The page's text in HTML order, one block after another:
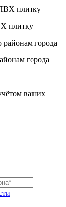
плитку
города
ваших